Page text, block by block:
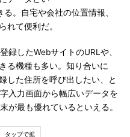
。自宅や会社の位置情報、
れて便利だ。
したWebサイトのURLや、
る機種も多い。知り合いに
した住所を呼び出したい、と
入力画面から幅広いデータを
が最も優れているといえる。